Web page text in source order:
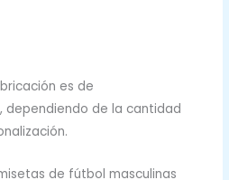
es de
dependiendo de la cantidad
de fútbol masculinas